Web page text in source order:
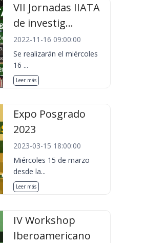
VII Jornadas IIATA
de investig...
2022-11-16 09:00:00
Se realizarán el miércoles
16 ...
Leer más
Expo Posgrado
2023
2023-03-15 18:00:00
Miércoles 15 de marzo
desde la...
Leer más
IV Workshop
Iberoamericano